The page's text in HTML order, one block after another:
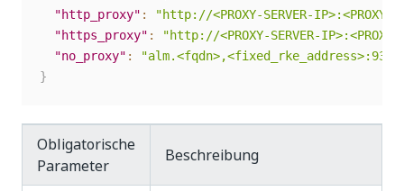
"http_proxy" :
"http://<PROXY-SERVER-IP>:<PROXY-
"https_proxy" :
"http://<PROXY-SERVER-IP>:<PROXY-
"no_proxy" :
}
Obligatorische
Parameter
Beschreibung